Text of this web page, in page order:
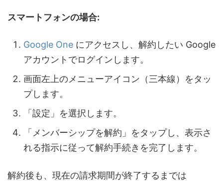
スマートフォンの場合:
Google One にアクセスし、解約したい Google
アカウントでログインします。
画面左上のメニューアイコン（三本線）をタッ
プします。
「設定」を選択します。
「メンバーシップを解約」をタップし、表示さ
れる指示に従って解約手続きを完了します。
解約後も、現在の請求期間が終了するまでは